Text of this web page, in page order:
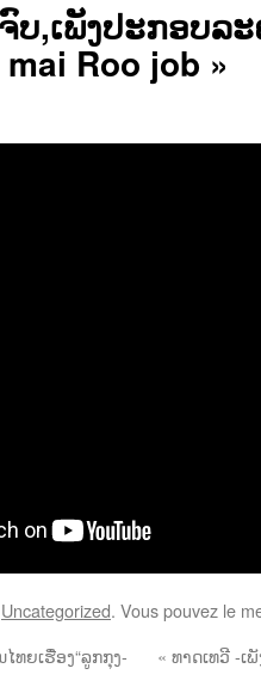
,ເພັງປະກອບລ
Roo job »
Uncategorized. Vous pouvez le
ທຍເຮື່ອງ“ລູກກຸງ-
« ທາດເທວີ -ເ